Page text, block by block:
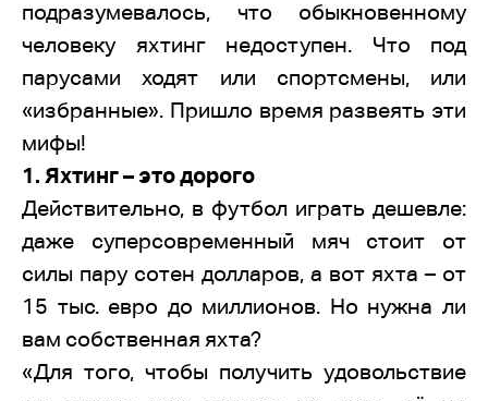
подразумевалось, что обыкновенному
человеку яхтинг недоступен. Что под
парусами ходят или спортсмены, или
«избранные». Пришло время развеять эти
мифы!
1. Яхтинг – это дорого
Действительно, в футбол играть дешевле:
даже суперсовременный мяч стоит от
силы пару сотен долларов, а вот яхта – от
15 тыс. евро до миллионов. Но нужна ли
вам собственная яхта?
«Для того, чтобы получить удовольствие